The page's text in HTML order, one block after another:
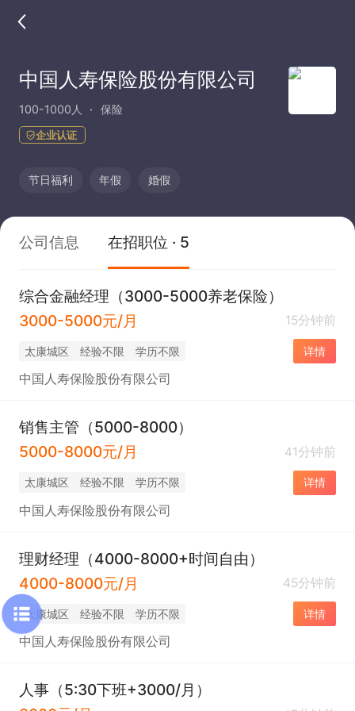
中国人寿保险股份有限公司
100-1000人 保险
企业认证
节日福利 年假 婚假
公司信息 在招职位 · 5
综合金融经理（3000-5000养老保险）
3000-5000元/月
15分钟前
太康城区 经验不限 学历不限 详情
中国人寿保险股份有限公司
销售主管（5000-8000）
5000-8000元/月
41分钟前
太康城区 经验不限 学历不限 详情
中国人寿保险股份有限公司
理财经理（4000-8000+时间自由）
4000-8000元/月
45分钟前
太康城区 经验不限 学历不限 详情
中国人寿保险股份有限公司
人事（5:30下班+3000/月）